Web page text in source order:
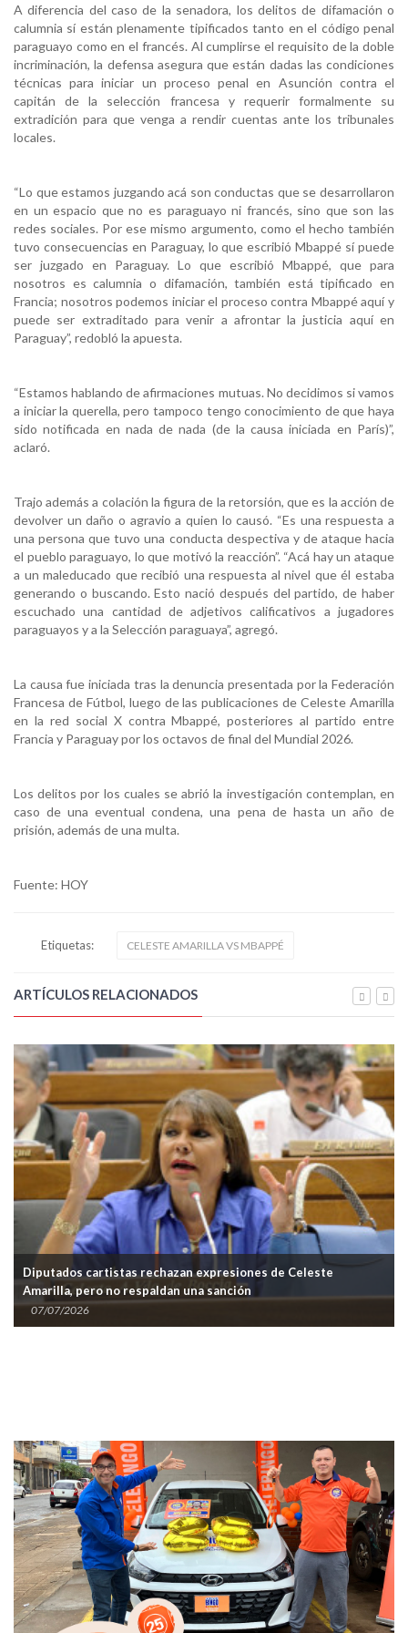
A diferencia del caso de la senadora, los delitos de difamación o
calumnia sí están plenamente tipificados tanto en el código penal
paraguayo como en el francés. Al cumplirse el requisito de la doble
incriminación, la defensa asegura que están dadas las condiciones
técnicas para iniciar un proceso penal en Asunción contra el
capitán de la selección francesa y requerir formalmente su
extradición para que venga a rendir cuentas ante los tribunales
locales.
“Lo que estamos juzgando acá son conductas que se desarrollaron
en un espacio que no es paraguayo ni francés, sino que son las
redes sociales. Por ese mismo argumento, como el hecho también
tuvo consecuencias en Paraguay, lo que escribió Mbappé sí puede
ser juzgado en Paraguay. Lo que escribió Mbappé, que para
nosotros es calumnia o difamación, también está tipificado en
Francia; nosotros podemos iniciar el proceso contra Mbappé aquí y
puede ser extraditado para venir a afrontar la justicia aquí en
Paraguay”, redobló la apuesta.
“Estamos hablando de afirmaciones mutuas. No decidimos si vamos
a iniciar la querella, pero tampoco tengo conocimiento de que haya
sido notificada en nada de nada (de la causa iniciada en París)”,
aclaró.
Trajo además a colación la figura de la retorsión, que es la acción de
devolver un daño o agravio a quien lo causó. “Es una respuesta a
una persona que tuvo una conducta despectiva y de ataque hacia
el pueblo paraguayo, lo que motivó la reacción”. “Acá hay un ataque
a un maleducado que recibió una respuesta al nivel que él estaba
generando o buscando. Esto nació después del partido, de haber
escuchado una cantidad de adjetivos calificativos a jugadores
paraguayos y a la Selección paraguaya”, agregó.
La causa fue iniciada tras la denuncia presentada por la Federación
Francesa de Fútbol, luego de las publicaciones de Celeste Amarilla
en la red social X contra Mbappé, posteriores al partido entre
Francia y Paraguay por los octavos de final del Mundial 2026.
Los delitos por los cuales se abrió la investigación contemplan, en
caso de una eventual condena, una pena de hasta un año de
prisión, además de una multa.
Fuente: HOY
Etiquetas: CELESTE AMARILLA VS MBAPPÉ
ARTÍCULOS RELACIONADOS
expresiones de Celeste
una sanción
Celeste Amarilla se